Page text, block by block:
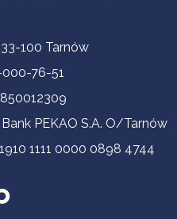
kontaktowe
33-100 Tarnów
000-76-51
PEKAO S.A. O/Tarnów
1111 0000 0898 4744